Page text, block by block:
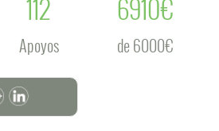
112
Apoyos
6910€
de 6000€